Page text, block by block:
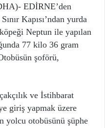
EDİRNE’den
Kapısı’ndan yurda
Neptun ile yapılan
77 kilo 36 gram
şoförü,
ve İstihbarat
giriş yapmak üzere
yolcu otobüsünü şüphe